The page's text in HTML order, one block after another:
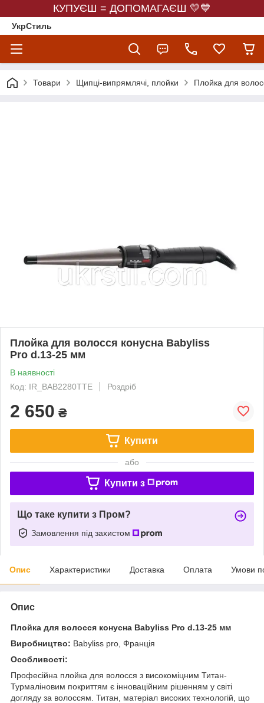
КУПУЄШ = ДОПОМАГАЄШ 💛💙
УкрСтиль
Товари Щипці-випрямлячі, плойки Плойка для
Плойка для волосся конусна Babyliss
Pro d.13-25 мм
В наявності
Код: IR_BAB2280TTE
Роздріб
2 650 ₴
Купити
або
Купити з
Що таке купити з Пром?
Замовлення під захистом
Опис Характеристики Доставка Оплата Умови
Опис
Плойка для волосся конусна Babyliss Pro d.13-25 мм
Виробництво: Babyliss pro, Франція
Особливості:
Професійна плойка для волосся з високоміцним Титан-
Турмаліновим покриттям є інноваційним рішенням у світі
догляду за волоссям. Титан, матеріал високих технологій, що